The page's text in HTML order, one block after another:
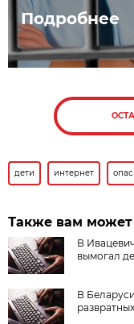
Подробнее
дети интернет
Также вам
В
вымогал
В